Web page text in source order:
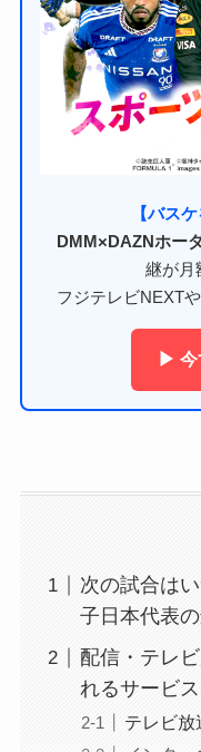
【バス
DMM×DAZNホー
継が月
フジテレビNEXT
▶ 今
次の試合は
子日本代表
配信・テレ
れるサービス
テレビ放